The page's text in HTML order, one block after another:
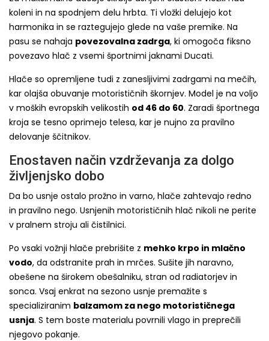
koleni in na spodnjem delu hrbta. Ti vložki delujejo kot
harmonika in se raztegujejo glede na vaše premike. Na
pasu se nahaja povezovalna zadrga, ki omogoča fiksno
povezavo hlač z vsemi športnimi jaknami Ducati.
Hlače so opremljene tudi z zanesljivimi zadrgami na mečih,
kar olajša obuvanje motorističnih škornjev. Model je na voljo
v moških evropskih velikostih od 46 do 60. Zaradi športnega
kroja se tesno oprimejo telesa, kar je nujno za pravilno
delovanje ščitnikov.
Enostaven način vzdrževanja za dolgo
življenjsko dobo
Da bo usnje ostalo prožno in varno, hlače zahtevajo redno
in pravilno nego. Usnjenih motorističnih hlač nikoli ne perite
v pralnem stroju ali čistilnici.
Po vsaki vožnji hlače prebrišite z mehko krpo in mlačno
vodo, da odstranite prah in mrčes. Sušite jih naravno,
obešene na širokem obešalniku, stran od radiatorjev in
sonca. Vsaj enkrat na sezono usnje premažite s
specializiranim balzamom za nego motorističnega
usnja. S tem boste materialu povrnili vlago in preprečili
njegovo pokanje.